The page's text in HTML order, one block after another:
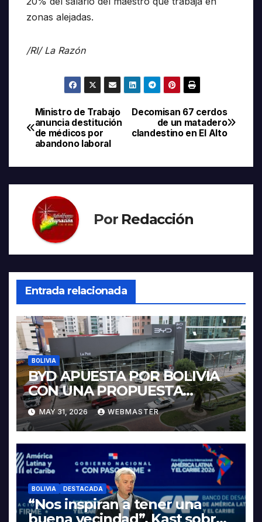
zonas alejadas.
/RI/ La Razón
Navegación
de
entradas
Decomisan 67 cerdos
de un matadero
clandestino en El Alto
Ministro de Trabajo
anuncia destitución
de médicos por
abandono laboral
Por Redacción
Entrada relacionada
BOLIVIA
BYD APUESTA POR BOLIVIA
CON UNA PROPUESTA
INTEGRAL PARA IMPULSAR
LA ELECTROMOVILIDAD Y LA
INDUSTRIALIZACIÓN DEL
LITIO
MAY 31, 2026 WEBMASTER
BOLIVIA DESTACADA
“Nos inspiran a tener una